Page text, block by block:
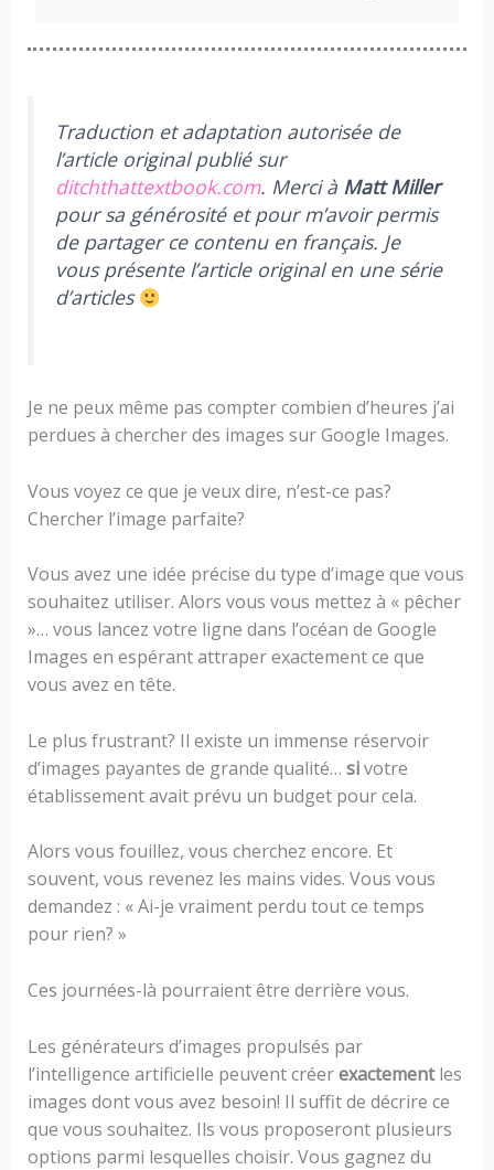
Traduction et adaptation autorisée de
l’article original publié sur
ditchthattextbook.com. Merci à Matt Miller
pour sa générosité et pour m’avoir permis
de partager ce contenu en français. Je
vous présente l’article original en une série
d’articles
Je ne peux même pas compter combien d’heures j’ai
perdues à chercher des images sur Google Images.
Vous voyez ce que je veux dire, n’est-ce pas?
Chercher l’image parfaite?
Vous avez une idée précise du type d’image que vous
souhaitez utiliser. Alors vous vous mettez à « pêcher
»… vous lancez votre ligne dans l’océan de Google
Images en espérant attraper exactement ce que
vous avez en tête.
Le plus frustrant? Il existe un immense réservoir
d’images payantes de grande qualité… sivotre
établissement avait prévu un budget pour cela.
Alors vous fouillez, vous cherchez encore. Et
souvent, vous revenez les mains vides. Vous vous
demandez : « Ai-je vraiment perdu tout ce temps
pour rien? »
Ces journées-là pourraient être derrière vous.
Les générateurs d’images propulsés par
l’intelligence artificielle peuvent créerexactementles
images dont vous avez besoin! Il suffit de décrire ce
que vous souhaitez. Ils vous proposeront plusieurs
options parmi lesquelles choisir. Vous gagnez du